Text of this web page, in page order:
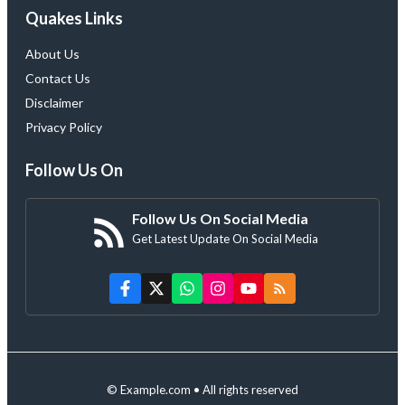
Quakes Links
About Us
Contact Us
Disclaimer
Privacy Policy
Follow Us On
Follow Us On Social Media
Get Latest Update On Social Media
© Example.com • All rights reserved